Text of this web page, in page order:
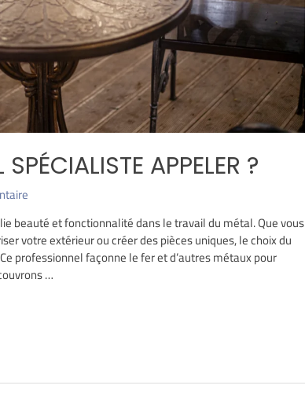
SPÉCIALISTE APPELER ?
beauté et fonctionnalité dans le travail du métal. Que vous
votre extérieur ou créer des pièces uniques, le choix du
professionnel façonne le fer et d’autres métaux pour
…